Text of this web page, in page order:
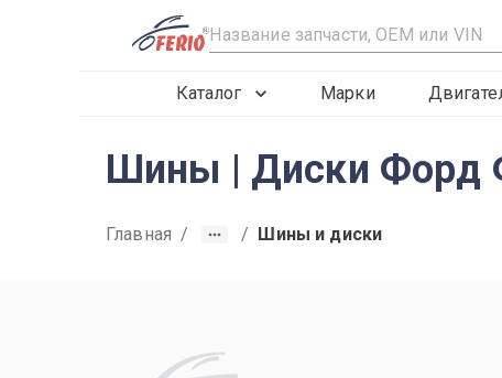
R
Каталог Марки
Шины | Диски Форд
Главная / / Шины и диски